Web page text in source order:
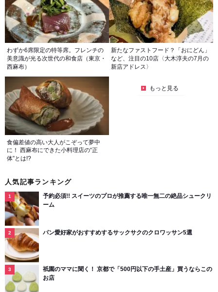
わずか6席限定の特等席。フレンチの
美意識が光る次世代の和食店（東京・
西麻布）
新たなファストフード？「おにどん」
など、注目の10店〈大木淳夫の7月の
新店アドレス〉
食偏差値の高い大人がこぞって夢中
に！ 西麻布にできた小料理店の“正
体”とは!?
もっと見る
人気記事ランキング
予約必須!! スイーツのプロが推薦する唯一無二の絶品シュークリ
ーム
パン愛好家がおすすめするサックサクのクロワッサン5選
祇園のママに聞く！ 京都で「500円以下の手土産」買うならこの
お店